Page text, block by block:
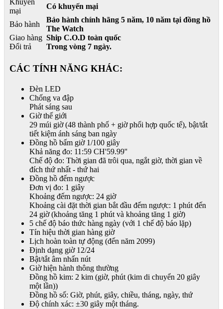
Khuyến
mại
Có khuyến mại
Bảo hành
Bảo hành chính hãng 5 năm, 10 năm tại đồng hồ
The Watch
Giao hàng Ship C.O.D toàn quốc
Đổi trả
Trong vòng 7 ngày.
CÁC TÍNH NĂNG KHÁC:
Đèn LED
Chống va đập
Phát sáng sau
Giờ thế giới
29 múi giờ (48 thành phố + giờ phối hợp quốc tế), bật/tắt
tiết kiệm ánh sáng ban ngày
Đồng hồ bấm giờ 1/100 giây
Khả năng đo: 11:59 CH'59.99''
Chế độ đo: Thời gian đã trôi qua, ngắt giờ, thời gian về
đích thứ nhất - thứ hai
Đồng hồ đếm ngược
Đơn vị đo: 1 giây
Khoảng đếm ngược: 24 giờ
Khoảng cài đặt thời gian bắt đầu đếm ngược: 1 phút đến
24 giờ (khoảng tăng 1 phút và khoảng tăng 1 giờ)
5 chế độ báo thức hàng ngày (với 1 chế độ báo lặp)
Tín hiệu thời gian hàng giờ
Lịch hoàn toàn tự động (đến năm 2099)
Định dạng giờ 12/24
Bật/tắt âm nhấn nút
Giờ hiện hành thông thường
Đồng hồ kim: 2 kim (giờ, phút (kim di chuyển 20 giây
một lần))
Đồng hồ số: Giờ, phút, giây, chiều, tháng, ngày, thứ
Độ chính xác: ±30 giây một tháng.